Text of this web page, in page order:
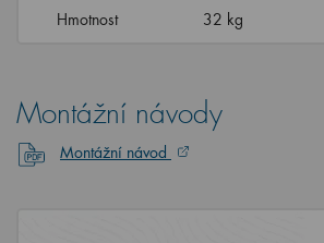
Hmotnost
32 kg
Montážní návody
Montážní návod